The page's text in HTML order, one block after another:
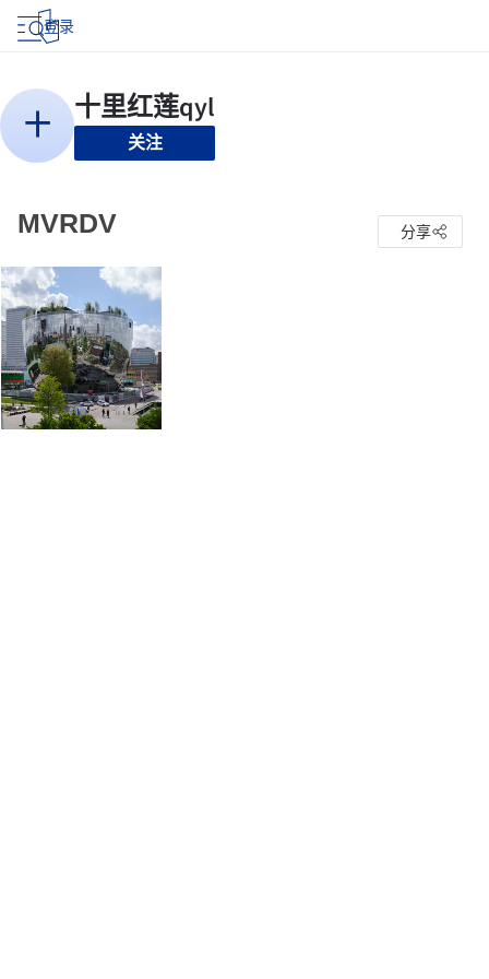
登录
关注
MVRDV 分享